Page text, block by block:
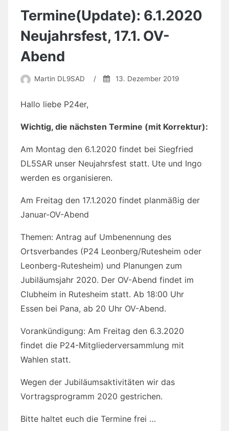
Termine(Update): 6.1.2020
Neujahrsfest, 17.1. OV-
Abend
Martin DL9SAD / 13. Dezember 2019
Hallo liebe P24er,
Wichtig, die nächsten Termine (mit Korrektur):
Am Montag den 6.1.2020 findet bei Siegfried
DL5SAR unser Neujahrsfest statt. Ute und Ingo
werden es organisieren.
Am Freitag den 17.1.2020 findet planmäßig der
Januar-OV-Abend
Themen: Antrag auf Umbenennung des
Ortsverbandes (P24 Leonberg/Rutesheim oder
Leonberg-Rutesheim) und Planungen zum
Jubiläumsjahr 2020. Der OV-Abend findet im
Clubheim in Rutesheim statt. Ab 18:00 Uhr
Essen bei Pana, ab 20 Uhr OV-Abend.
Vorankündigung: Am Freitag den 6.3.2020
findet die P24-Mitgliederversammlung mit
Wahlen statt.
Wegen der Jubiläumsaktivitäten wir das
Vortragsprogramm 2020 gestrichen.
Bitte haltet euch die Termine frei …